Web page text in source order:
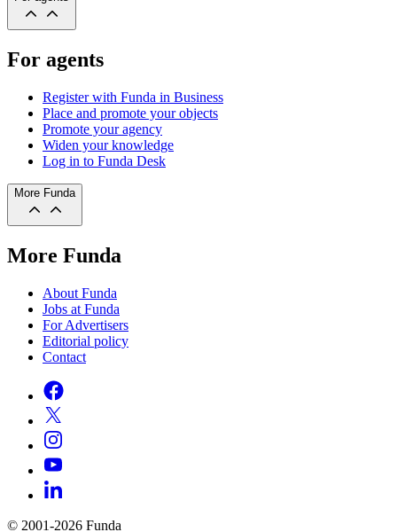
For agents
Register with Funda in Business
Place and promote your objects
Promote your agency
Widen your knowledge
Log in to Funda Desk
More Funda
More Funda
About Funda
Jobs at Funda
For Advertisers
Editorial policy
Contact
© 2001-2026 Funda